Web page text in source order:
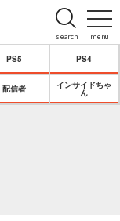
menu
search
PS5 PS4
配信者
インサイドちゃ
ん